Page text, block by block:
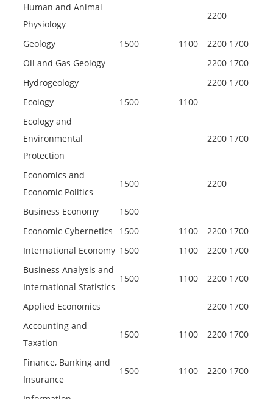
Human and Animal
Physiology
2200
Geology 1500 1100 2200 1700
Oil and Gas Geology
2200 1700
Hydrogeology
2200 1700
Ecology
1500
1100
Ecology and
Environmental
Protection
2200 1700
Economics and
Economic Politics
1500 2200
Business Economy
1500
Economic Cybernetics
1500 1100 2200 1700
International Economy 1500 1100 2200 1700
Business Analysis and
International Statistics
1500 1100 2200 1700
Applied Economics 2200 1700
Accounting and
Taxation
1500 1100 2200 1700
Finance, Banking and
Insurance
1500 1100 2200 1700